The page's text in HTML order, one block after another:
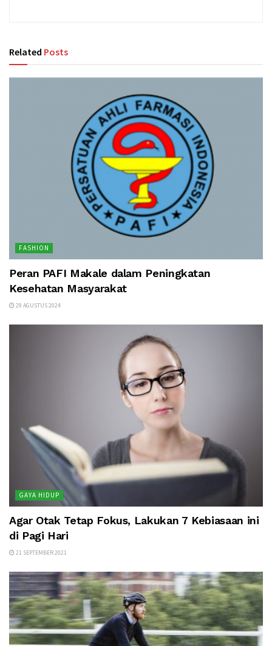
Related Posts
FASHION
Peran PAFI Makale dalam Peningkatan
Kesehatan Masyarakat
29 AGUSTUS 2024
GAYA HIDUP
Agar Otak Tetap Fokus, Lakukan 7 Kebiasaan ini
di Pagi Hari
21 SEPTEMBER 2021